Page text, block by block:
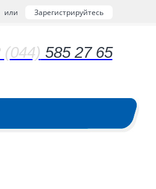
или Зарегистрируйтесь
(044) 585 27 65